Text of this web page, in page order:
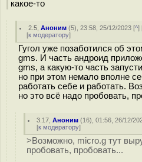
какое-то
2.5 ,Аноним (5), 23:58, 25/12/2023 [^]
[к модератору]
Гугол уже позаботился об
gms. И часть андроид
gms, а какую-то часть
но при этом немало вполне
работать себе и работать.
но это всё надо пробовать,
3.17 ,Аноним (16), 01:56, 26/12/
[к модератору]
>Возможно, micro.g тут
пробовать, пробовать...